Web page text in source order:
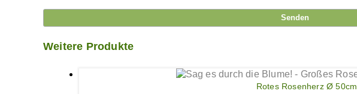
Weitere Produkte
Rotes Rosenherz Ø 50cm